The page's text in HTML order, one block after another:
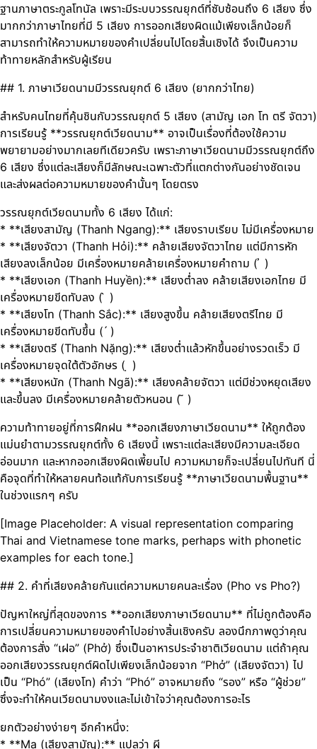
ฐานภาษาตระกูลโทนัล เพราะมีระบบวรรณยุกต์ที่ซับซ้อนถึง 6 เสียง ซึ่ง
มากกว่าภาษาไทยที่มี 5 เสียง การออกเสียงผิดแม้เพียงเล็กน้อยก็
สามารถทำให้ความหมายของคำเปลี่ยนไปโดยสิ้นเชิงได้ จึงเป็นความ
ท้าทายหลักสำหรับผู้เรียน
## 1. ภาษาเวียดนามมีวรรณยุกต์ 6 เสียง (ยากกว่าไทย)
สำหรับคนไทยที่คุ้นชินกับวรรณยุกต์ 5 เสียง (สามัญ เอก โท ตรี จัตวา)
การเรียนรู้ **วรรณยุกต์เวียดนาม** อาจเป็นเรื่องที่ต้องใช้ความ
พยายามอย่างมากเลยทีเดียวครับ เพราะภาษาเวียดนามมีวรรณยุกต์ถึง
6 เสียง ซึ่งแต่ละเสียงก็มีลักษณะเฉพาะตัวที่แตกต่างกันอย่างชัดเจน
และส่งผลต่อความหมายของคำนั้นๆ โดยตรง
วรรณยุกต์เวียดนามทั้ง 6 เสียง ได้แก่:
* **เสียงสามัญ (Thanh Ngang):** เสียงราบเรียบ ไม่มีเครื่องหมาย
* **เสียงจัตวา (Thanh Hỏi):** คล้ายเสียงจัตวาไทย แต่มีการหัก
เสียงลงเล็กน้อย มีเครื่องหมายคล้ายเครื่องหมายคำถาม ( ̉ )
* **เสียงเอก (Thanh Huyền):** เสียงต่ำลง คล้ายเสียงเอกไทย มี
เครื่องหมายขีดทับลง ( ̀ )
* **เสียงโท (Thanh Sắc):** เสียงสูงขึ้น คล้ายเสียงตรีไทย มี
เครื่องหมายขีดทับขึ้น ( ́ )
* **เสียงตรี (Thanh Nặng):** เสียงต่ำแล้วหักขึ้นอย่างรวดเร็ว มี
เครื่องหมายจุดใต้ตัวอักษร ( ̣ )
* **เสียงหนัก (Thanh Ngã):** เสียงคล้ายจัตวา แต่มีช่วงหยุดเสียง
และขึ้นลง มีเครื่องหมายคล้ายตัวหนอน ( ̃ )
ความท้าทายอยู่ที่การฝึกฝน **ออกเสียงภาษาเวียดนาม** ให้ถูกต้อง
แม่นยำตามวรรณยุกต์ทั้ง 6 เสียงนี้ เพราะแต่ละเสียงมีความละเอียด
อ่อนมาก และหากออกเสียงผิดเพี้ยนไป ความหมายก็จะเปลี่ยนไปทันที นี่
คือจุดที่ทำให้หลายคนท้อแท้กับการเรียนรู้ **ภาษาเวียดนามพื้นฐาน**
ในช่วงแรกๆ ครับ
[Image Placeholder: A visual representation comparing
Thai and Vietnamese tone marks, perhaps with phonetic
examples for each tone.]
## 2. คำที่เสียงคล้ายกันแต่ความหมายคนละเรื่อง (Pho vs Pho?)
ปัญหาใหญ่ที่สุดของการ **ออกเสียงภาษาเวียดนาม** ที่ไม่ถูกต้องคือ
การเปลี่ยนความหมายของคำไปอย่างสิ้นเชิงครับ ลองนึกภาพดูว่าคุณ
ต้องการสั่ง “เฝอ” (Phở) ซึ่งเป็นอาหารประจำชาติเวียดนาม แต่ถ้าคุณ
ออกเสียงวรรณยุกต์ผิดไปเพียงเล็กน้อยจาก “Phở” (เสียงจัตวา) ไป
เป็น “Phó” (เสียงโท) คำว่า “Phó” อาจหมายถึง “รอง” หรือ “ผู้ช่วย”
ซึ่งจะทำให้คนเวียดนามงงและไม่เข้าใจว่าคุณต้องการอะไร
ยกตัวอย่างง่ายๆ อีกคำหนึ่ง:
* **Ma (เสียงสามัญ):** แปลว่า ผี